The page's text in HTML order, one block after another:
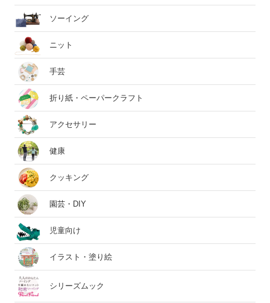
ソーイング
ニット
手芸
折り紙・ペーパークラフト
アクセサリー
健康
クッキング
園芸・DIY
児童向け
イラスト・塗り絵
シリーズムック